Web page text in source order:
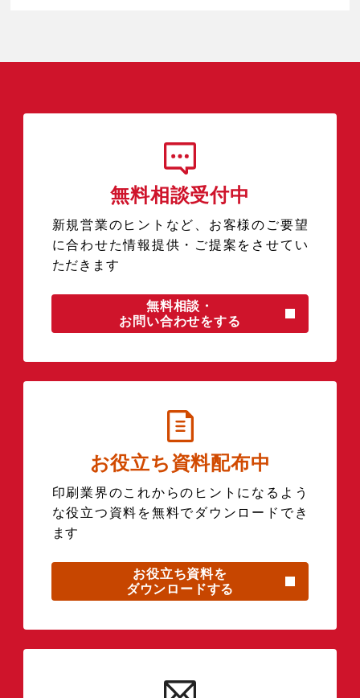
無料相談受付中
新規営業のヒントなど、お客様のご要望
に合わせた情報提供・ご提案をさせてい
ただきます
無料相談・
お問い合わせをする
お役立ち資料配布中
印刷業界のこれからのヒントになるよう
な役立つ資料を無料でダウンロードでき
ます
お役立ち資料を
ダウンロードする